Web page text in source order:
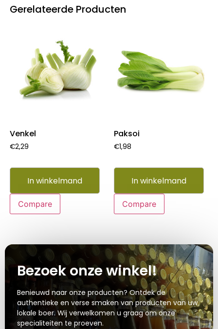
Gerelateerde Producten
Venkel
€2,29
In winkelmand
Compare
Paksoi
€1,98
In winkelmand
Compare
Bezoek onze winkel!
Benieuwd naar onze producten? Ontdek de
authentieke en verse smaken van producten van uw
lokale boer. Wij verwelkomen u graag om onze
specialiteiten te proeven.